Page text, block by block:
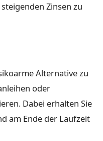
Zinsen zu
Alternative zu
oder
Dabei erhalten Sie
am Ende der Laufzeit